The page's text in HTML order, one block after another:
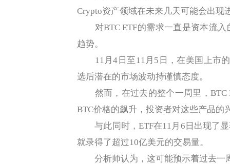
Crypto资产领域在未来几天可能会出现
对BTC ETF的需求一直是资本流入
趋势。
11月4日至11月5日，在美国上市的
选后潜在的市场波动持谨慎态度。
然而，在过去的整个一周里，BTC
BTC价格的飙升，投资者对这些产品的
与此同时，ETF在11月6日出现了显
就录得了超过10亿美元的交易量。
分析师认为，这可能预示着过去一